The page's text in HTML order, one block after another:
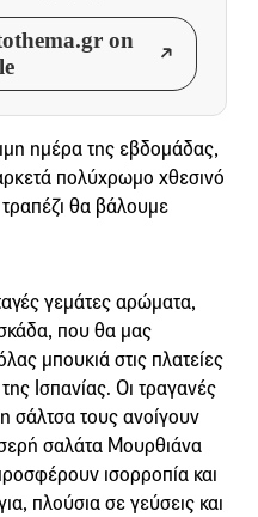
on
ημέρα της εβδομάδας,
πολύχρωμο χθεσινό
θα βάλουμε
γεμάτες αρώματα,
που θα μας
μπουκιά στις πλατείες
Ισπανίας. Οι τραγανές
σάλτσα τους ανοίγουν
σαλάτα Μουρθιάνα
ισορροπία και
πλούσια σε γεύσεις και